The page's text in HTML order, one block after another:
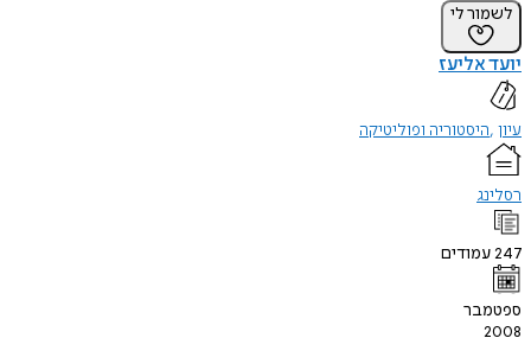
לשמור לי
יועד אליעז
עיון היסטוריה ופוליטיקה
רסלינג
247עמודים
ספטמבר
2008